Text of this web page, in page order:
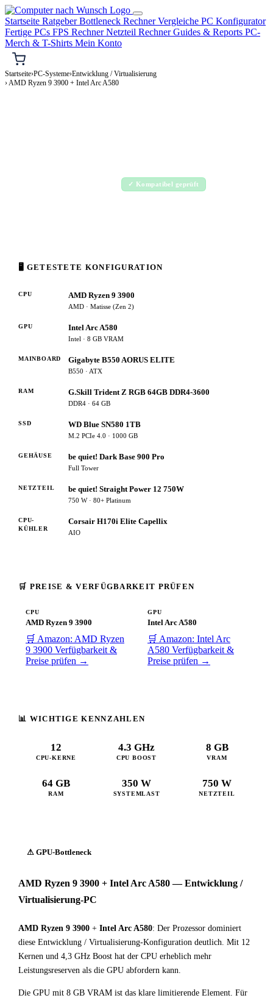
Startseite RatgeberBottleneck RechnerVergleiche PC Konfigurator
Fertige PCs FPS RechnerNetzteil RechnerGuides & Reports PC-
Merch & T-Shirts Mein Konto
Startseite›PC-Systeme›Entwicklung / Virtualisierung
› AMD Ryzen 9 3900 + Intel Arc A580
✓ Kompatibel geprüft
🖥 GETESTETE KONFIGURATION
CPU AMD Ryzen 9 3900
AMD · Matisse (Zen 2)
GPU Intel Arc A580
Intel · 8 GB VRAM
MAINBOARD Gigabyte B550 AORUS ELITE
B550 · ATX
RAM G.Skill Trident Z RGB 64GB DDR4-3600
DDR4 · 64 GB
SSD WD Blue SN580 1TB
M.2 PCIe 4.0 · 1000 GB
GEHÄUSE be quiet! Dark Base 900 Pro
Full Tower
NETZTEIL be quiet! Straight Power 12 750W
750 W · 80+ Platinum
CPU-
KÜHLER
Corsair H170i Elite Capellix
AIO
🛒 PREISE & VERFÜGBARKEIT PRÜFEN
CPU
AMD Ryzen 9 3900
🛒 Amazon: AMD Ryzen
9 3900 Verfügbarkeit &
Preise prüfen →
GPU
Intel Arc A580
🛒 Amazon: Intel Arc
A580 Verfügbarkeit &
Preise prüfen →
📊 WICHTIGE KENNZAHLEN
12
CPU-KERNE
4.3 GHz
CPU BOOST
8 GB
VRAM
64 GB
RAM
350 W
SYSTEMLAST
750 W
NETZTEIL
⚠ GPU-Bottleneck
AMD Ryzen 9 3900 + Intel Arc A580 — Entwicklung /
Virtualisierung-PC
AMD Ryzen 9 3900 + Intel Arc A580: Der Prozessor dominiert
diese Entwicklung / Virtualisierung-Konfiguration deutlich. Mit 12
Kernen und 4,3 GHz Boost hat der CPU erheblich mehr
Leistungsreserven als die GPU abfordern kann.
Die GPU mit 8 GB VRAM ist das klare limitierende Element. Für